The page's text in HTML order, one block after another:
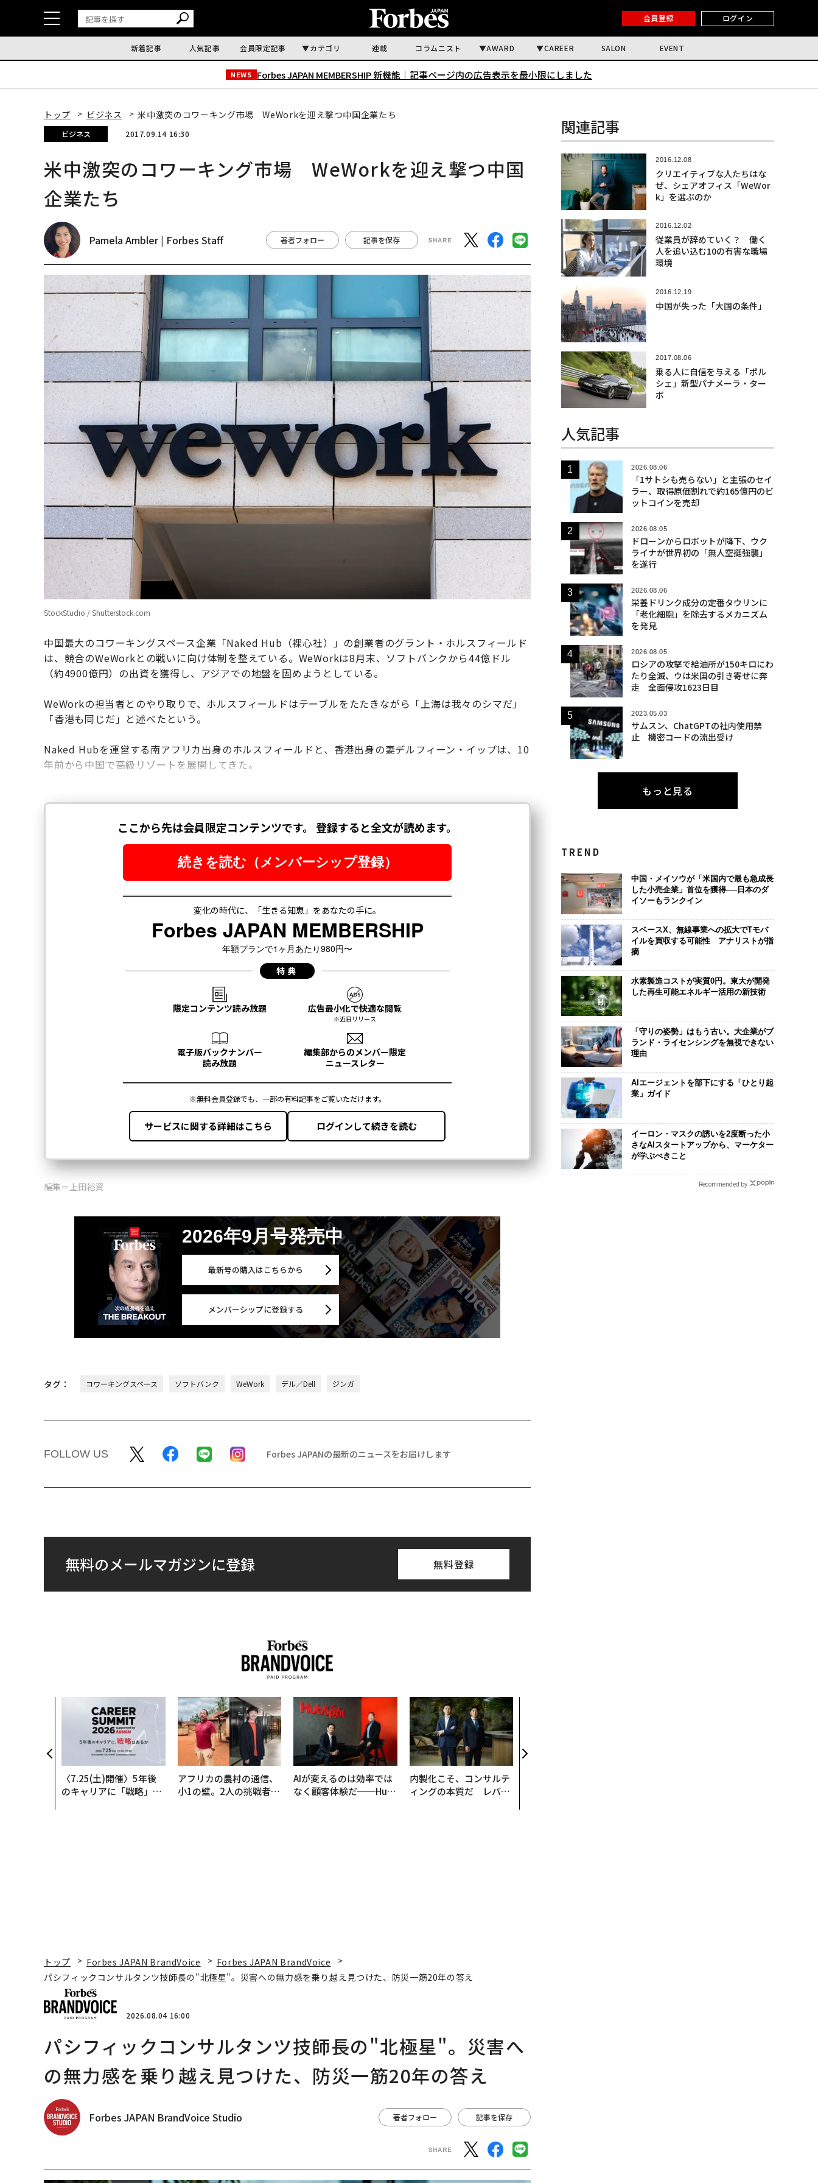
会員登録 ログイン
新着記事 人気記事 会員限定記事 カテゴリ 連載 コラムニスト AWARD CAREER SALON EVENT
NEWS Forbes JAPAN MEMBERSHIP 新機能｜ 記事ページ内の広告表示を最小限にしました
トップ ビジネス 米中激突のコワーキング市場 WeWorkを迎え撃つ中国企業たち
ビジネス 2017.09.14 16:30
米中激突のコワーキング市場 WeWorkを迎え撃つ中国
企業たち
Pamela Ambler | Forbes Staff 著者フォロー 記事を保存
StockStudio / Shutterstock.com
中国最大のコワーキングスペース企業「Naked Hub（裸心社）」の創業者のグラント・ホルスフィールド
は、競合のWeWorkとの戦いに向け体制を整えている。WeWorkは8月末、ソフトバンクから44億ドル
（約4900億円）の出資を獲得し、アジアでの地盤を固めようとしている。
WeWorkの担当者とのやり取りで、ホルスフィールドはテーブルをたたきながら「上海は我々のシマだ」
「香港も同じだ」と述べたという。
Naked Hubを運営する南アフリカ出身のホルスフィールドと、香港出身の妻デルフィーン・イップは、10
年前から中国で高級リゾートを展開してきた。
編集＝上田裕資
2026年9月号発売中
最新号の購入はこちらから
メンバーシップに登録する
タグ： コワーキングスペース ソフトバンク WeWork デル／Dell ジンガ
FOLLOW US Forbes JAPANの最新のニュースをお届けします
無料のメールマガジンに登録 無料登録
〈7.25(土)開催〉5年後
のキャリアに「戦略」は
アフリカの農村の通信、
小1の壁。2人の挑戦者が
AIが変えるのは効率では
なく顧客体験だ──Hub
内製化こそ、コンサルテ
ィングの本質だ レバレ
年の答え
関連記事
2016.12.08
クリエイティブな人たちはな
ぜ、シェアオフィス「WeWor
k」を選ぶのか
2016.12.02
従業員が辞めていく？ 働く
人を追い込む10の有害な職場
環境
2016.12.19
中国が失った「大国の条件」
2017.08.06
乗る人に自信を与える「ポル
シェ」新型パナメーラ・ター
ボ
人気記事
2026.08.06
「1サトシも売らない」と主張のセイ
ラー、取得原価割れで約165億円のビ
ットコインを売却
2026.08.05
ドローンからロボットが降下、ウク
ライナが世界初の「無人空挺強襲」
を遂行
2026.08.06
栄養ドリンク成分の定番タウリンに
「老化細胞」を除去するメカニズム
を発見
2026.08.05
ロシアの攻撃で給油所が150キロにわ
たり全滅、ウは米国の引き寄せに奔
走 全面侵攻1623日目
2023.05.03
サムスン、ChatGPTの社内使用禁
止 機密コードの流出受け
もっと見る
TREND
中国・メイソウが「米国内で最も急成長
した小売企業」首位を獲得──日本のダ
イソーもランクイン
スペースX、無線事業への拡大でTモバ
イルを買収する可能性 アナリストが指
摘
水素製造コストが実質0円。東大が開発
した再生可能エネルギー活用の新技術
「守りの姿勢」はもう古い。大企業がブ
ランド・ライセンシングを無視できない
理由
AIエージェントを部下にする「ひとり起
業」ガイド
イーロン・マスクの誘いを2度断った小
さなAIスタートアップから、マーケター
が学ぶべきこと
Recommended by
トップ Forbes JAPAN BrandVoice
Forbes JAPAN BrandVoice
パシフィックコンサルタンツ技師長の"北極星"。災害への無力感を乗り越え見つけた、防災一筋20年の答え
2026.08.04 16:00
パシフィックコンサルタンツ技師長の"北極星"。災害へ
の無力感を乗り越え見つけた、防災一筋20年の答え
Forbes JAPAN BrandVoice Studio 著者フォロー 記事を保存